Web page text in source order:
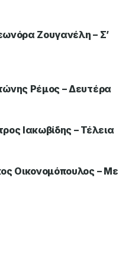
Ζουγανέλη – Σ’
Ρέμος – Δευτέρα
Ιακωβίδης – Τέλεια
Οικονομόπουλος – Με